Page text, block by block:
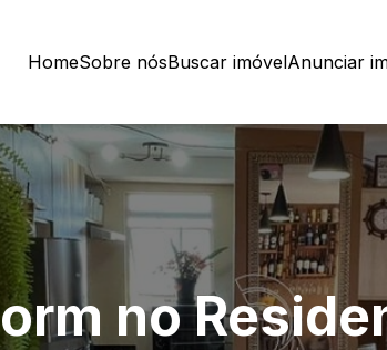
HomeSobre nósBuscar imóvelAnunciar
no